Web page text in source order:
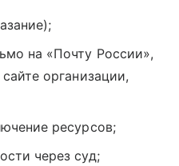
на «Почту России»,
организации,
ресурсов;
через суд;